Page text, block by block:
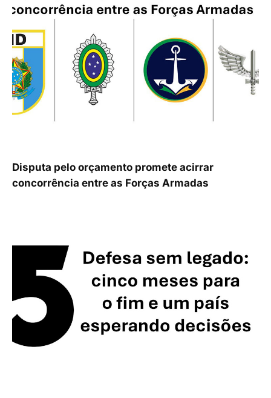
Disputa pelo orçamento promete acirrar
concorrência entre as Forças Armadas